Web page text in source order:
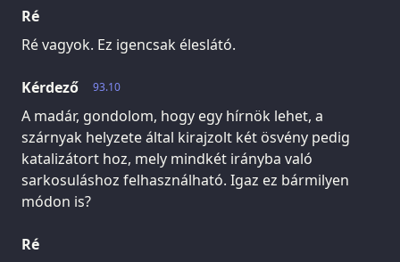
Ré
Ré vagyok. Ez igencsak éleslátó.
93.10
Kérdező
A madár, gondolom, hogy egy hírnök lehet, a
szárnyak helyzete által kirajzolt két ösvény pedig
katalizátort hoz, mely mindkét irányba való
sarkosuláshoz felhasználható. Igaz ez bármilyen
módon is?
Ré